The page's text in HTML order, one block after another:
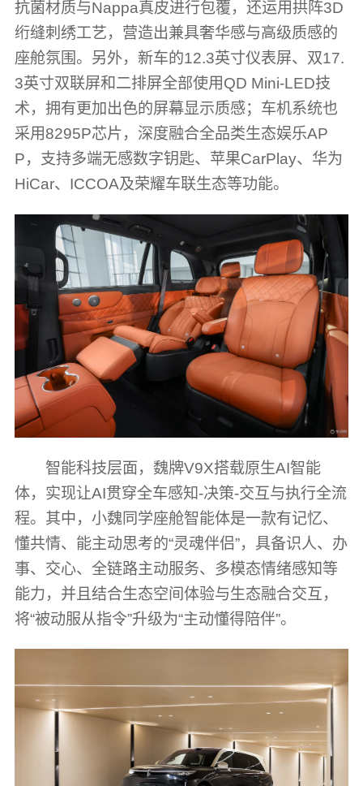
抗菌材质与Nappa真皮进行包覆，还运用拱阵3D
绗缝刺绣工艺，营造出兼具奢华感与高级质感的
座舱氛围。另外，新车的12.3英寸仪表屏、双17.
3英寸双联屏和二排屏全部使用QD Mini-LED技
术，拥有更加出色的屏幕显示质感；车机系统也
采用8295P芯片，深度融合全品类生态娱乐AP
P，支持多端无感数字钥匙、苹果CarPlay、华为
HiCar、ICCOA及荣耀车联生态等功能。
智能科技层面，魏牌V9X搭载原生AI智能
体，实现让AI贯穿全车感知-决策-交互与执行全流
程。其中，小魏同学座舱智能体是一款有记忆、
懂共情、能主动思考的“灵魂伴侣”，具备识人、办
事、交心、全链路主动服务、多模态情绪感知等
能力，并且结合生态空间体验与生态融合交互，
将“被动服从指令”升级为“主动懂得陪伴”。